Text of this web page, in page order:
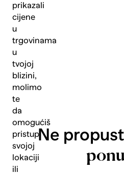
prikazali
cijene
u
trgovinama
u
tvojoj
blizini,
molimo
te
da
omogućiš
pristup
svojoj
lokaciji
ili
Pošalji
Ne